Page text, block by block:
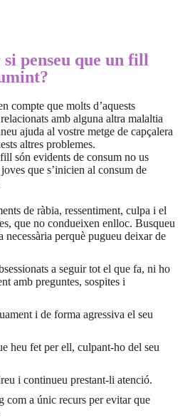
penseu que un fill
compte que molts d’aquests
amb alguna altra malaltia
ajuda al vostre metge de capçalera
altres problemes.
són evidents de consum no us
que s’inicien al consum de
de ràbia, ressentiment, culpa i el
que no condueixen enlloc. Busqueu
necessària perquè pugueu deixar de
a seguir tot el que fa, ni ho
amb preguntes, sospites i
i de forma agressiva el seu
heu fet per ell, culpant-ho del seu
i continueu prestant-li atenció.
com a únic recurs per evitar que